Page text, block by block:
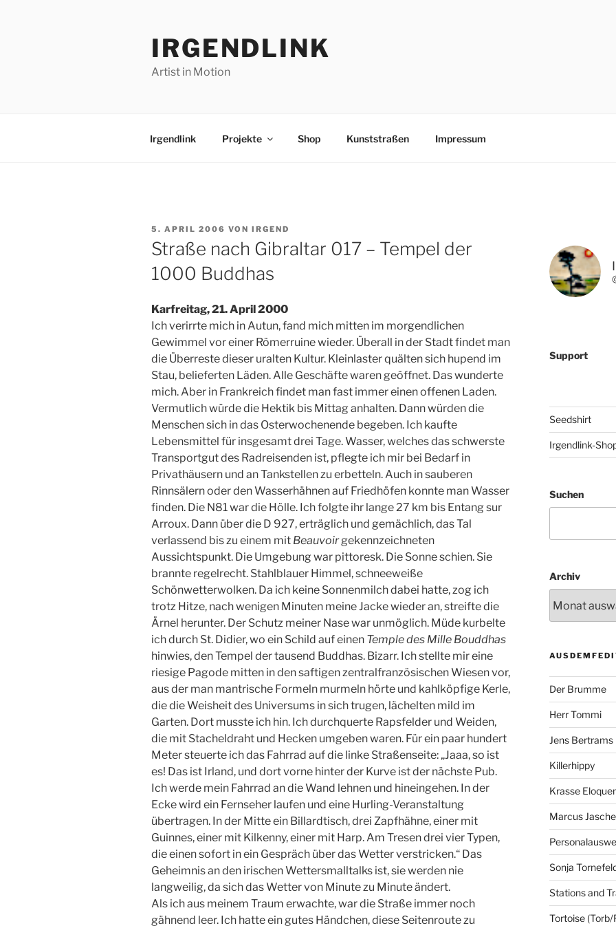
IRGENDLINK
Artist in Motion
Irgendlink Projekte Shop Kunststraßen Impressum
VERÖFFENTLICHT
AM
5. APRIL 2006 VON IRGEND
Straße nach Gibraltar 017 – Tempel der
1000 Buddhas
Karfreitag, 21. April 2000
Ich verirrte mich in Autun, fand mich mitten im morgendlichen
Gewimmel vor einer Römerruine wieder. Überall in der Stadt findet man
die Überreste dieser uralten Kultur. Kleinlaster quälten sich hupend im
Stau, belieferten Läden. Alle Geschäfte waren geöffnet. Das wunderte
mich. Aber in Frankreich findet man fast immer einen offenen Laden.
Vermutlich würde die Hektik bis Mittag anhalten. Dann würden die
Menschen sich in das Osterwochenende begeben. Ich kaufte
Lebensmittel für insgesamt drei Tage. Wasser, welches das schwerste
Transportgut des Radreisenden ist, pflegte ich mir bei Bedarf in
Privathäusern und an Tankstellen zu erbetteln. Auch in sauberen
Rinnsälern oder den Wasserhähnen auf Friedhöfen konnte man Wasser
finden. Die N81 war die Hölle. Ich folgte ihr lange 27 km bis Entang sur
Arroux. Dann über die D 927, erträglich und gemächlich, das Tal
verlassend bis zu einem mit Beauvoirgekennzeichneten
Aussichtspunkt. Die Umgebung war pittoresk. Die Sonne schien. Sie
brannte regelrecht. Stahlblauer Himmel, schneeweiße
Schönwetterwolken. Da ich keine Sonnenmilch dabei hatte, zog ich
trotz Hitze, nach wenigen Minuten meine Jacke wieder an, streifte die
Ärnel herunter. Der Schutz meiner Nase war unmöglich. Müde kurbelte
ich durch St. Didier, wo ein Schild auf einen Temple des Mille Bouddhas
hinwies, den Tempel der tausend Buddhas. Bizarr. Ich stellte mir eine
riesige Pagode mitten in den saftigen zentralfranzösischen Wiesen vor,
aus der man mantrische Formeln murmeln hörte und kahlköpfige Kerle,
die die Weisheit des Universums in sich trugen, lächelten mild im
Garten. Dort musste ich hin. Ich durchquerte Rapsfelder und Weiden,
die mit Stacheldraht und Hecken umgeben waren. Für ein paar hundert
Meter steuerte ich das Fahrrad auf die linke Straßenseite: „Jaaa, so ist
es! Das ist Irland, und dort vorne hinter der Kurve ist der nächste Pub.
Ich werde mein Fahrrad an die Wand lehnen und hineingehen. In der
Ecke wird ein Fernseher laufen und eine Hurling-Veranstaltung
übertragen. In der Mitte ein Billardtisch, drei Zapfhähne, einer mit
Guinnes, einer mit Kilkenny, einer mit Harp. Am Tresen drei vier Typen,
die einen sofort in ein Gespräch über das Wetter verstricken.“ Das
Geheimnis an den irischen Wettersmalltalks ist, sie werden nie
langweilig, da sich das Wetter von Minute zu Minute ändert.
Als ich aus meinem Traum erwachte, war die Straße immer noch
gähnend leer. Ich hatte ein gutes Händchen, diese Seitenroute zu
Support
Seedshirt
Irgendlink-
Suchen
Archiv
Der Brumme
Herr Tommi
Jens Bertrams
Killerhippy
Krasse
Marcus
Sonja
Stations and
Tortoise (Torb/